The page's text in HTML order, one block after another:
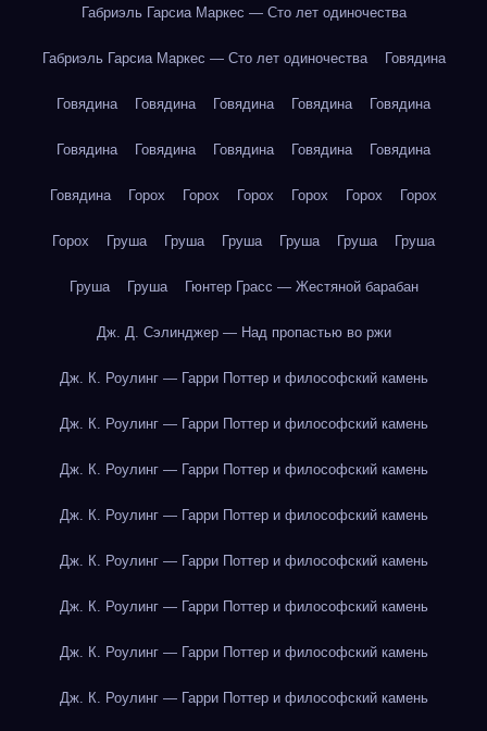
Габриэль Гарсиа Маркес — Сто лет одиночества
Габриэль Гарсиа Маркес — Сто лет одиночества Говядина
Говядина Говядина Говядина Говядина Говядина
Говядина Говядина Говядина Говядина Говядина
Говядина Горох Горох Горох Горох Горох Горох
Горох Груша Груша Груша Груша Груша Груша
Груша Груша Гюнтер Грасс — Жестяной барабан
Дж. Д. Сэлинджер — Над пропастью во ржи
Дж. К. Роулинг — Гарри Поттер и философский камень
Дж. К. Роулинг — Гарри Поттер и философский камень
Дж. К. Роулинг — Гарри Поттер и философский камень
Дж. К. Роулинг — Гарри Поттер и философский камень
Дж. К. Роулинг — Гарри Поттер и философский камень
Дж. К. Роулинг — Гарри Поттер и философский камень
Дж. К. Роулинг — Гарри Поттер и философский камень
Дж. К. Роулинг — Гарри Поттер и философский камень